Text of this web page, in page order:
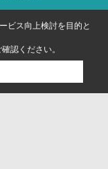
ビス向上検討を目的と
認ください。